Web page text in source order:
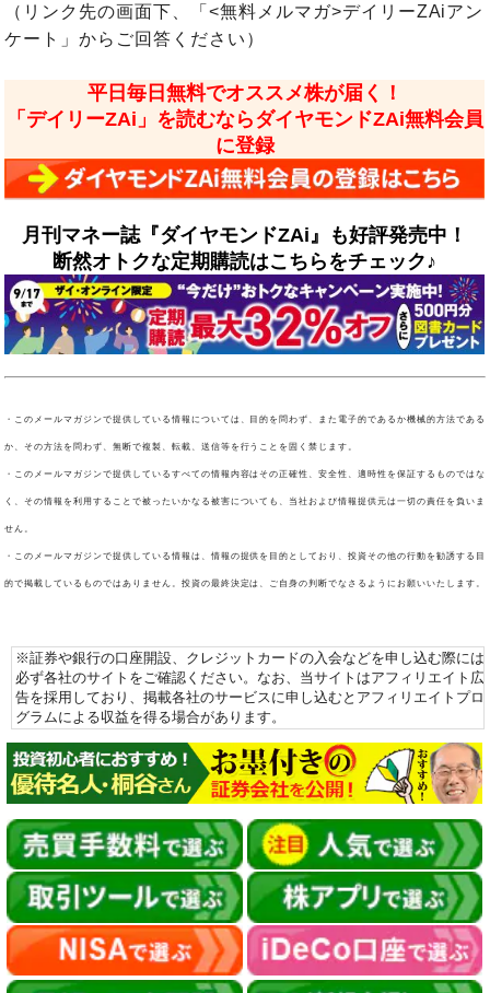
（リンク先の画面下、「<無料メルマガ>デイリーZAiアン
ケート」からご回答ください）
平日毎日無料でオススメ株が届く！
「デイリーZAi」を読むならダイヤモンドZAi無料会員
に登録
月刊マネー誌『ダイヤモンドZAi』も好評発売中！
断然オトクな定期購読はこちらをチェック♪
・このメールマガジンで提供している情報については、目的を問わず、また電子的であるか機械的方法である
か、その方法を問わず、無断で複製、転載、送信等を行うことを固く禁じます。
・このメールマガジンで提供しているすべての情報内容はその正確性、安全性、適時性を保証するものではな
く、その情報を利用することで被ったいかなる被害についても、当社および情報提供元は一切の責任を負いま
せん。
・このメールマガジンで提供している情報は、情報の提供を目的としており、投資その他の行動を勧誘する目
的で掲載しているものではありません。投資の最終決定は、ご自身の判断でなさるようにお願いいたします。
※証券や銀行の口座開設、クレジットカードの入会などを申し込む際には
必ず各社のサイトをご確認ください。なお、当サイトはアフィリエイト広
告を採用しており、掲載各社のサービスに申し込むとアフィリエイトプロ
グラムによる収益を得る場合があります。